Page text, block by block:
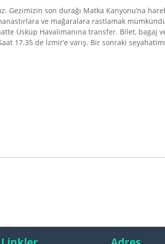
Gezimizin son durağı Matka Kanyonu’na
ve mağaralara rastlamak
Üsküp Havalimanına transfer. Bilet, bagaj
17.35 de İzmir’e varış. Bir sonraki